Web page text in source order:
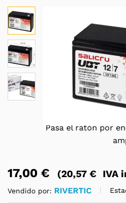
Pasa el ratón por
17,00 € (20,57 € IVA
Vendido por: RIVERTIC